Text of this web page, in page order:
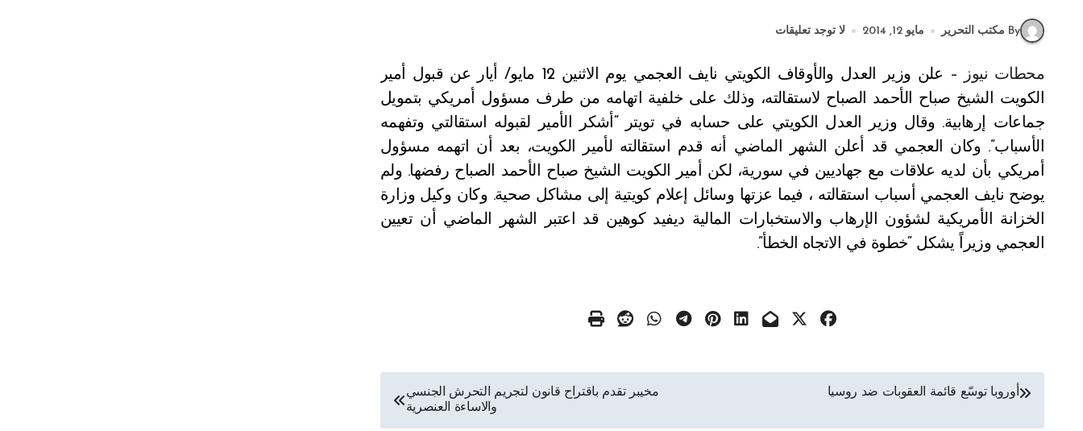
By مكتب التحرير مايو 12, 2014 لا توجد تعليقات
محطات نيوز –
علن وزير العدل والأوقاف الكويتي نايف العجمي يوم الاثنين 12 مايو/ أيار عن قبول أمير
الكويت الشيخ صباح الأحمد الصباح لاستقالته، وذلك على خلفية اتهامه من طرف مسؤول أمريكي بتمويل
جماعات إرهابية. وقال وزير العدل الكويتي على حسابه في تويتر “أشكر الأمير لقبوله استقالتي وتفهمه
الأسباب”. وكان العجمي قد أعلن الشهر الماضي أنه قدم استقالته لأمير الكويت، بعد أن اتهمه مسؤول
أمريكي بأن لديه علاقات مع جهاديين في سورية، لكن أمير الكويت الشيخ صباح الأحمد الصباح رفضها. ولم
يوضح نايف العجمي أسباب استقالته ، فيما عزتها وسائل إعلام كويتية إلى مشاكل صحية. وكان وكيل وزارة
الخزانة الأمريكية لشؤون الإرهاب والاستخبارات المالية ديفيد كوهين قد اعتبر الشهر الماضي أن تعيين
العجمي وزيراً يشكل “خطوة في الاتجاه الخطأ”.
تصفّح
المقالات
أوروبا توسّع قائمة العقوبات ضد روسيا
مخيبر تقدم باقتراح قانون لتجريم التحرش الجنسي
والاساءة العنصرية